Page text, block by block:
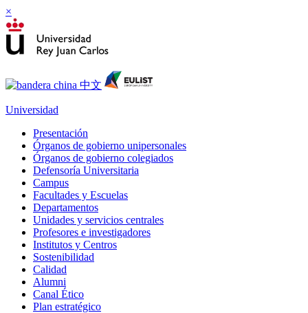
×
Universidad
Presentación
Órganos de gobierno unipersonales
Órganos de gobierno colegiados
Defensoría Universitaria
Campus
Facultades y Escuelas
Departamentos
Unidades y servicios centrales
Profesores e investigadores
Institutos y Centros
Sostenibilidad
Calidad
Alumni
Canal Ético
Plan estratégico